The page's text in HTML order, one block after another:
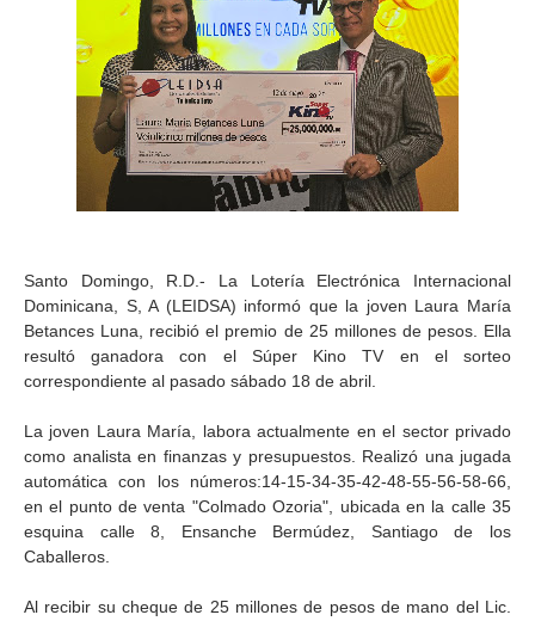
Santo Domingo, R.D.- La Lotería Electrónica Internacional
Dominicana, S, A (LEIDSA) informó que la joven Laura María
Betances Luna, recibió el premio de 25 millones de pesos. Ella
resultó ganadora con el Súper Kino TV en el sorteo
correspondiente al pasado sábado 18 de abril.
La joven Laura María, labora actualmente en el sector privado
como analista en finanzas y presupuestos. Realizó una jugada
automática con los números:14-15-34-35-42-48-55-56-58-66,
en el punto de venta "Colmado Ozoria", ubicada en la calle 35
esquina calle 8, Ensanche Bermúdez, Santiago de los
Caballeros.
Al recibir su cheque de 25 millones de pesos de mano del Lic.